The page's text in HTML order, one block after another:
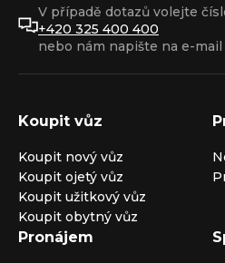
V případě dotazů volejte
+420 325 400 400
nebo nám napište na e-mail
Koupit vůz
Koupit nový vůz
Koupit ojetý vůz
Koupit užitkový vůz
Koupit obytný vůz
Pronájem